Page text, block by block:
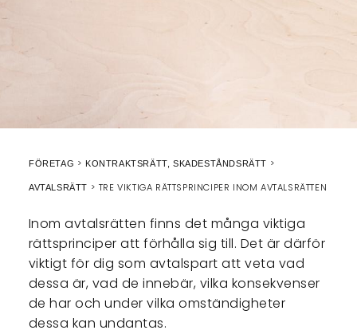
FÖRETAG KONTRAKTSRÄTT, SKADESTÅNDSRÄTT
AVTALSRÄTT TRE VIKTIGA RÄTTSPRINCIPER INOM AVTALSRÄTTEN
Inom avtalsrätten finns det många viktiga
rättsprinciper att förhålla sig till. Det är därför
viktigt för dig som avtalspart att veta vad
dessa är, vad de innebär, vilka konsekvenser
de har och under vilka omständigheter
dessa kan undantas.